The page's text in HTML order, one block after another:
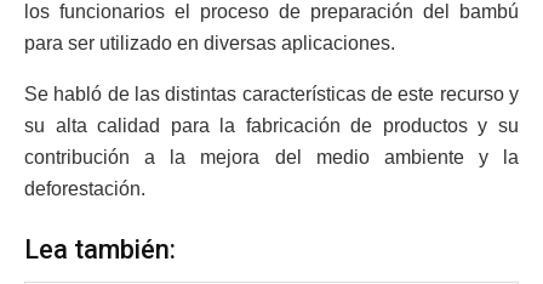
los funcionarios el proceso de preparación del bambú
para ser utilizado en diversas aplicaciones.
Se habló de las distintas características de este recurso y
su alta calidad para la fabricación de productos y su
contribución a la mejora del medio ambiente y la
deforestación.
Lea también: